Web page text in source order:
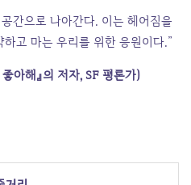
간으로 나아간다. 이는 헤어짐을
고 마는 우리를 위한 응원이다.”
아해』의 저자, SF 평론가)